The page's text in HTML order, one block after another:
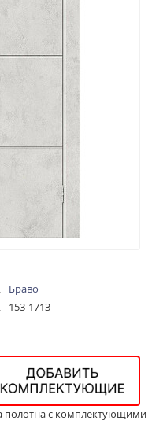
Браво
153-1713
полотна с комплектующими